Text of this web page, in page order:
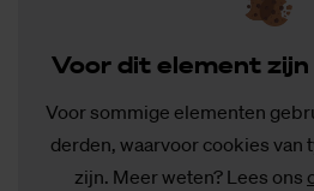
Voor dit ele­ment
Voor sommige elementen
derden, waarvoor cookies van
zijn. Meer weten? Lees ons